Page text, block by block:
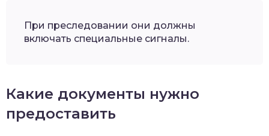
При преследовании они должны
включать специальные сигналы.
Какие документы нужно
предоставить